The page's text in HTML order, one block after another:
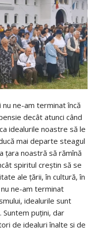
ne-am terminat încă
decât atunci când
idealurile noastre să le
mai departe steagul
ţara noastră să rămînă
spiritul creştin să se
ale ţării, în cultură, în
ne-am terminat
idealurile sunt
puţini, dar
de idealuri înalte şi de